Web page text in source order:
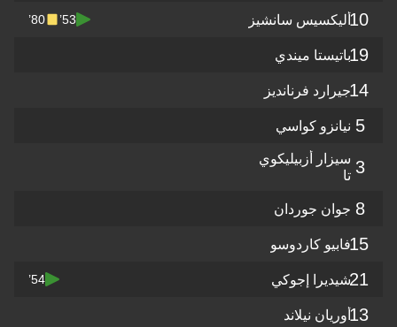
10أليكسيس سانشيز 53’
80’
19باتيستا ميندي
14جيرارد فرنانديز
5 نيانزو كواسي
3 سيزار أزبيليكوي
تا
8 جوان جوردان
15فابيو كاردوسو
21شيديرا إجوكي 54’
13أوريان نيلاند